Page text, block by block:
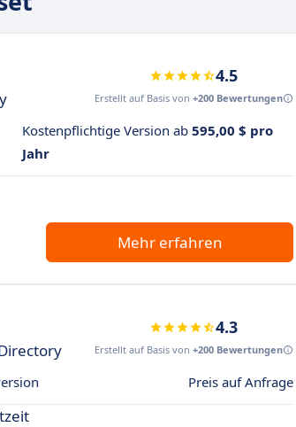
4.5
Erstellt auf Basis von +200 Bewertungen
Kostenpflichtige Version ab 595,00 $ pro
Jahr
Mehr erfahren
4.3
Erstellt auf Basis von +200 Bewertungen
Preis auf Anfrage